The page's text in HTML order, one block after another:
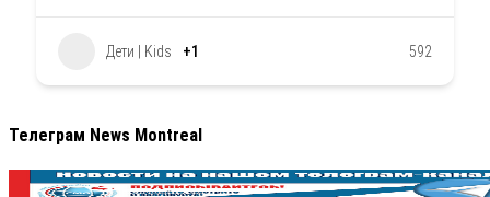
Дети | Kids +1 592
Телеграм News Montreal